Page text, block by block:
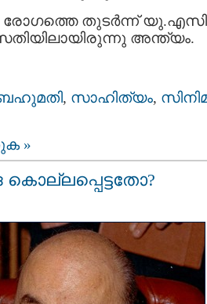
രോഗത്തെ തുടര്‍ന്ന്
അന്ത്യം.
, സാഹിത്യം,
»